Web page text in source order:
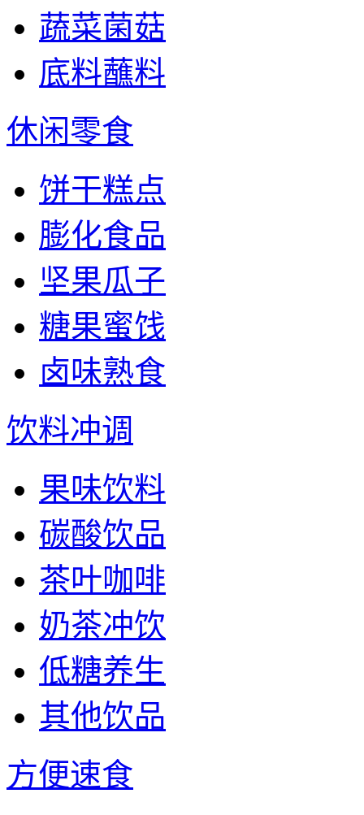
蔬菜菌菇
底料蘸料
休闲零食
饼干糕点
膨化食品
坚果瓜子
糖果蜜饯
卤味熟食
饮料冲调
果味饮料
碳酸饮品
茶叶咖啡
奶茶冲饮
低糖养生
其他饮品
方便速食